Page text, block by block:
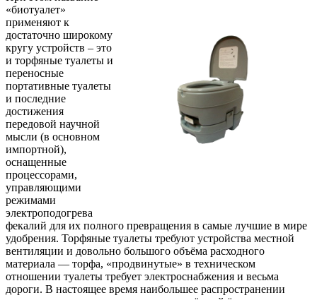
«биотуалет»
применяют к
достаточно широкому
кругу устройств – это
и торфяные туалеты и
переносные
портативные туалеты
и последние
достижения
передовой научной
мысли (в основном
импортной),
оснащенные
процессорами,
управляющими
режимами
электроподогрева
фекалий для их полного превращения в самые лучшие в мире
удобрения. Торфяные туалеты требуют устройства местной
вентиляции и довольно большого объёма расходного
материала — торфа, «продвинутые» в техническом
отношении туалеты требует электроснабжения и весьма
дороги. В настоящее время наибольшее распространении